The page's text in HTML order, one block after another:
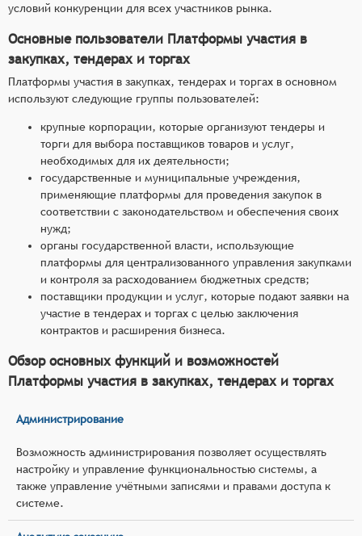
условий конкуренции для всех участников рынка.
Основные пользователи Платформы участия в
закупках, тендерах и торгах
Платформы участия в закупках, тендерах и торгах в основном
используют следующие группы пользователей:
крупные корпорации, которые организуют тендеры и
торги для выбора поставщиков товаров и услуг,
необходимых для их деятельности;
государственные и муниципальные учреждения,
применяющие платформы для проведения закупок в
соответствии с законодательством и обеспечения своих
нужд;
органы государственной власти, использующие
платформы для централизованного управления закупками
и контроля за расходованием бюджетных средств;
поставщики продукции и услуг, которые подают заявки на
участие в тендерах и торгах с целью заключения
контрактов и расширения бизнеса.
Обзор основных функций и возможностей
Платформы участия в закупках, тендерах и торгах
Администрирование
Возможность администрирования позволяет осуществлять
настройку и управление функциональностью системы, а
также управление учётными записями и правами доступа к
системе.